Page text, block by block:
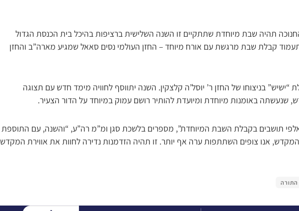
תהיה שבת מיוחדת שתתקיים זו השנה השלישית ברציפות בהיכל בית הכנסת הגדול
קבלת שבת מרגשת עם אורח מיוחד – החזן העולמי נסים סאאל שמגיע מארה”ב והחזן
בניצוחו של החזן ר’ יוסל’ה קלצקין. השנה יתווסף לחוויה מימד חדש עם תצוגה
שנעשתה באומנות מיוחדת ומיועדת להותיר רושם עמוק במיוחד על הדור הצעיר.
תושבים בקבלת השבת המיוחדת”, מספרים בלשכת סגן ומ”מ רה”ע, “והשנה, עם התוספת
אנו צופים השתתפות ערה אף יותר. זו תהיה הזדמנות נדירה לחוות את אווירת המקדש
התורה